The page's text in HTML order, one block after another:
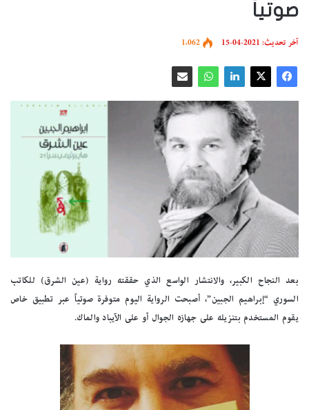
صوتياً
آخر تحديث: 2021-04-15 1٬062
بعد النجاح الكبير، والانتشار الواسع الذي حققته رواية (عين الشرق) للكاتب
السوري “إبراهيم الجبين”، أصبحت الرواية اليوم متوفرة صوتياً عبر تطبيق خاص
يقوم المستخدم بتنزيله على جهازه الجوال أو على الآيباد والماك.